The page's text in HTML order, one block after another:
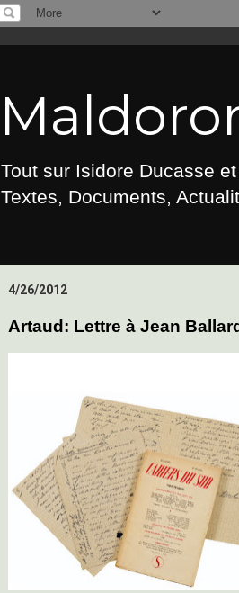
Tout sur Isidore Ducasse
Textes, Documents,
4/26/2012
Artaud: Lettre à Jean